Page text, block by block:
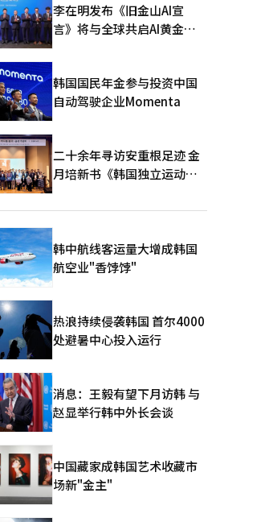
李在明发布《旧金山AI宣
言》将与全球共启AI黄金时
韩国国民年金参与投资中国
自动驾驶企业Momenta
二十余年寻访安重根足迹 金
月培新书《韩国独立运动圣
版
韩中航线客运量大增成韩国
航空业"香饽饽"
热浪持续侵袭韩国 首尔4000
处避暑中心投入运行
消息：王毅有望下月访韩 与
赵显举行韩中外长会谈
中国藏家成韩国艺术收藏市
场新"金主"